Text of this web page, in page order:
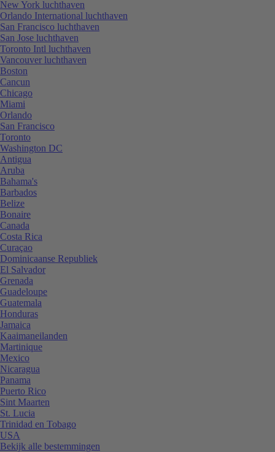
New York luchthaven
Orlando International luchthaven
San Francisco luchthaven
San Jose luchthaven
Toronto Intl luchthaven
Vancouver luchthaven
Boston
Cancun
Chicago
Miami
Orlando
San Francisco
Toronto
Washington DC
Antigua
Aruba
Bahama's
Barbados
Belize
Bonaire
Canada
Costa Rica
Curaçao
Dominicaanse Republiek
El Salvador
Grenada
Guadeloupe
Guatemala
Honduras
Jamaica
Kaaimaneilanden
Martinique
Mexico
Nicaragua
Panama
Puerto Rico
Sint Maarten
St. Lucia
Trinidad en Tobago
USA
Bekijk alle bestemmingen